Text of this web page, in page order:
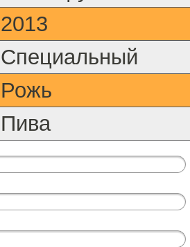
2013
Специальный
Рожь
Пива